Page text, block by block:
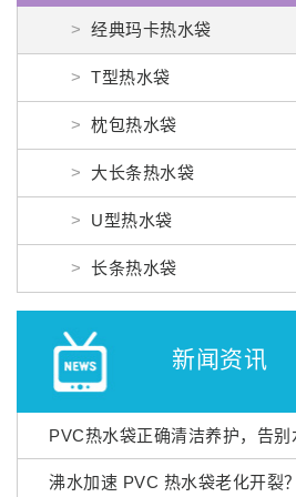
经典玛卡热水袋
T型热水袋
枕包热水袋
大长条热水袋
U型热水袋
长条热水袋
新闻资讯
PVC热水袋正确清洁养护，告别
沸水加速 PVC 热水袋老化开裂？